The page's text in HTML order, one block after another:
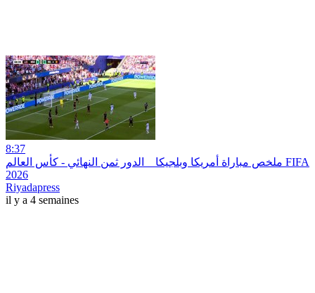
8:37
ملخص مباراة أمريكا وبلجيكا _ الدور ثمن النهائي - كأس العالم FIFA
2026
Riyadapress
il y a 4 semaines